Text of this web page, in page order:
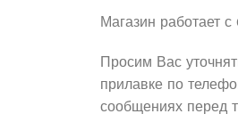
Магазин работает
Просим Вас
прилавке по
сообщениях перед